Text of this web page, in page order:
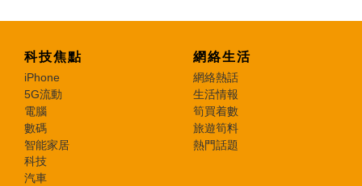
科技焦點
iPhone
5G流動
電腦
數碼
智能家居
科技
汽車
網絡生活
網絡熱話
生活情報
筍買着數
旅遊筍料
熱門話題